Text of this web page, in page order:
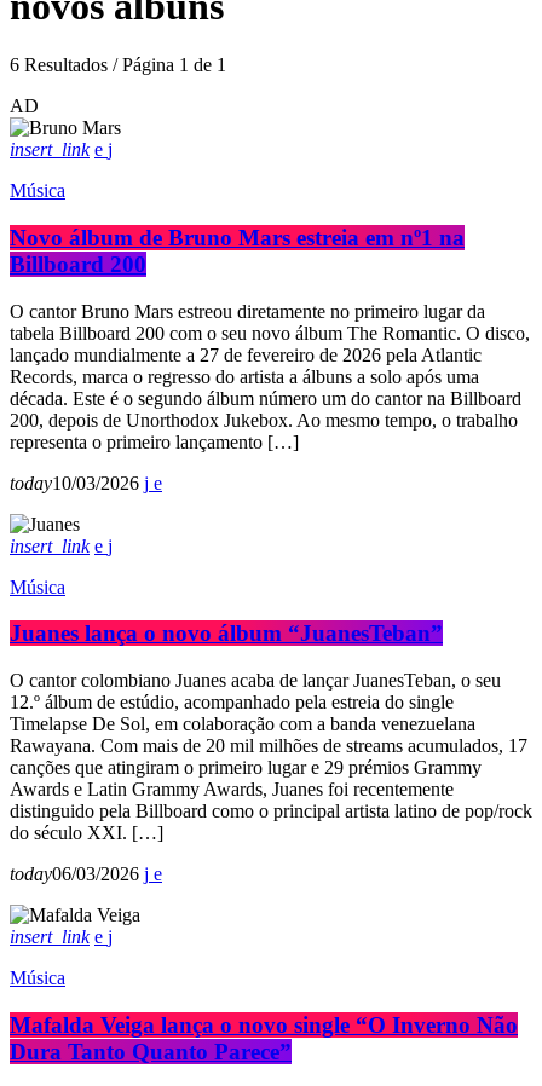
6 Resultados / Página 1 de 1
AD
insert_link
Música
Novo álbum de Bruno Mars estreia em nº1 na
Billboard 200
O cantor Bruno Mars estreou diretamente no primeiro lugar da
tabela Billboard 200 com o seu novo álbum The Romantic. O disco,
lançado mundialmente a 27 de fevereiro de 2026 pela Atlantic
Records, marca o regresso do artista a álbuns a solo após uma
década. Este é o segundo álbum número um do cantor na Billboard
200, depois de Unorthodox Jukebox. Ao mesmo tempo, o trabalho
representa o primeiro lançamento […]
today10/03/2026
insert_link
Música
Juanes lança o novo álbum “JuanesTeban”
O cantor colombiano Juanes acaba de lançar JuanesTeban, o seu
12.º álbum de estúdio, acompanhado pela estreia do single
Timelapse De Sol, em colaboração com a banda venezuelana
Rawayana. Com mais de 20 mil milhões de streams acumulados, 17
canções que atingiram o primeiro lugar e 29 prémios Grammy
Awards e Latin Grammy Awards, Juanes foi recentemente
distinguido pela Billboard como o principal artista latino de pop/rock
do século XXI. […]
today06/03/2026
insert_link
Música
Mafalda Veiga lança o novo single “O Inverno Não
Dura Tanto Quanto Parece”